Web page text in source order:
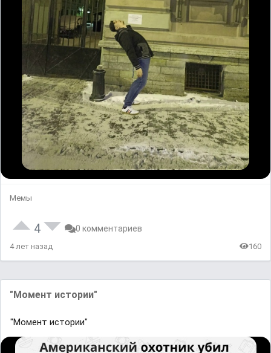
Мемы
4 0 комментариев
4 лет назад 160
"Момент истории"
"Момент истории"